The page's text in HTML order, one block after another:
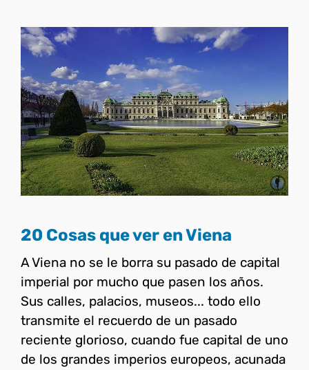
20 Cosas que ver en Viena
Austria
20 Cosas que ver en Viena
A Viena no se le borra su pasado de capital
imperial por mucho que pasen los años.
Sus calles, palacios, museos... todo ello
transmite el recuerdo de un pasado
reciente glorioso, cuando fue capital de uno
de los grandes imperios europeos, acunada